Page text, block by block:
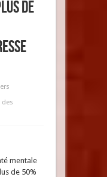
de
des
mentale
de 50%